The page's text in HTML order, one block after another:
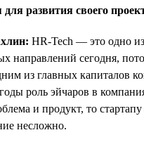
развития своего
HR-Tech — это одно
направлений сегодня,
из главных капиталов
роль эйчаров в
и продукт, то
несложно.